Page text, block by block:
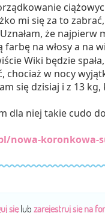
mi się za to
że najpierw
farbę na włosy a na
Wiki będzie
chociaż w nocy
się dzisiaj i z 13
dla niej takie cudo
nowa-koronkowa-
sięlub zarejestruj się na